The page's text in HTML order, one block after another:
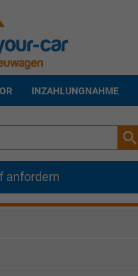
INZAHLUNGNAHME
anfordern